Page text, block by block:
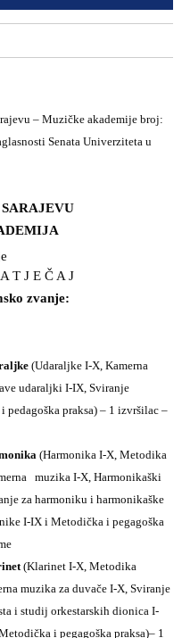
– Muzičke akademije broj:
Senata Univerziteta u
T J E Č A J
zvanje:
(Udaraljke I-X, Kamerna
udaraljki I-IX, Sviranje
praksa) – 1 izvršilac –
(Harmonika I-X, Metodika
muzika I-X, Harmonikaški
za harmoniku i harmonikaške
I-IX i Metodička i pegagoška
(Klarinet I-X, Metodika
muzika za duvače I-X, Sviranje
i studij orkestarskih dionica I-
i pegagoška praksa)– 1